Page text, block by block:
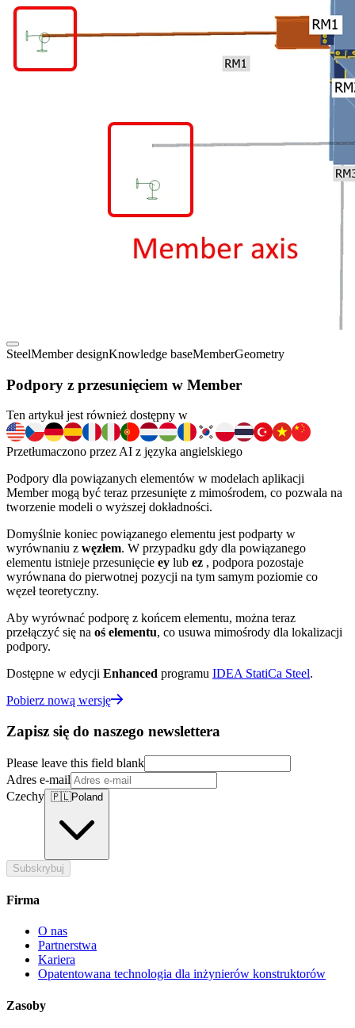
SteelMember designKnowledge baseMemberGeometry
Podpory z przesunięciem w Member
Ten artykuł jest również dostępny w
Przetłumaczono przez AI z języka angielskiego
Podpory dla powiązanych elementów w modelach aplikacji
Member mogą być teraz przesunięte z mimośrodem, co pozwala na
tworzenie modeli o wyższej dokładności.
Domyślnie koniec powiązanego elementu jest podparty w
wyrównaniu z węzłem. W przypadku gdy dla powiązanego
elementu istnieje przesunięcie ey lub ez , podpora pozostaje
wyrównana do pierwotnej pozycji na tym samym poziomie co
węzeł teoretyczny.
Aby wyrównać podporę z końcem elementu, można teraz
przełączyć się na oś elementu, co usuwa mimośrody dla lokalizacji
podpory.
Dostępne w edycji Enhanced programu IDEA StatiCa Steel.
Pobierz nową wersję
Zapisz się do naszego newslettera
Please leave this field blank
Adres e-mail
Czechy 🇵🇱Poland
Subskrybuj
Firma
O nas
Partnerstwa
Kariera
Opatentowana technologia dla inżynierów konstruktorów
Zasoby